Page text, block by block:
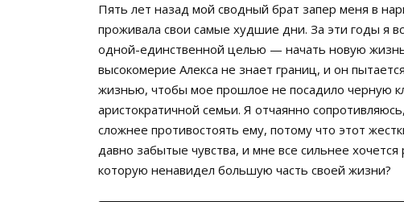
Пять лет назад мой сводный брат запер меня в
проживала свои самые худшие дни. За эти годы я
одной-единственной целью — начать новую
высокомерие Алекса не знает границ, и он
жизнью, чтобы мое прошлое не посадило черную
аристократичной семьи. Я отчаянно
сложнее противостоять ему, потому что этот
давно забытые чувства, и мне все сильнее
которую ненавидел большую часть своей жизни?